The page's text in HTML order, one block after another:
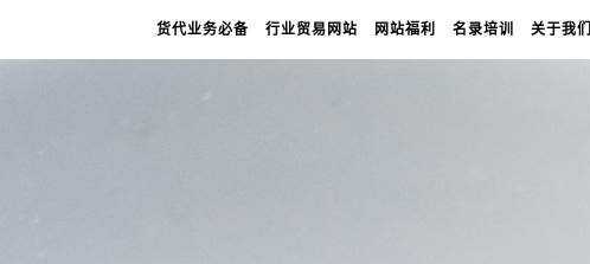
货代业务必备 行业贸易网站 网站福利 名录培训 关于我们